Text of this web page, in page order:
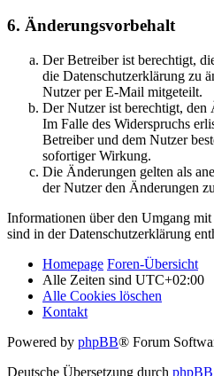
6. Änderungsvorbehalt
Der Betreiber ist berechtigt,
die Datenschutzerklärung zu
Nutzer per E-Mail mitgeteilt.
Der Nutzer ist berechtigt, den
Im Falle des Widerspruchs
Betreiber und dem Nutzer
sofortiger Wirkung.
Die Änderungen gelten als
der Nutzer den Änderungen
Informationen über den Umgang
sind in der Datenschutzerklärung
Homepage Foren-Übersicht
Alle Zeiten sind UTC+02:00
Alle Cookies löschen
Kontakt
Powered by phpBB® Forum
Deutsche Übersetzung durch